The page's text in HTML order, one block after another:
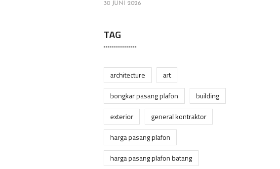
30 JUNI 2026
TAG
architecture
art
bongkar pasang plafon
building
exterior
general kontraktor
harga pasang plafon
harga pasang plafon batang